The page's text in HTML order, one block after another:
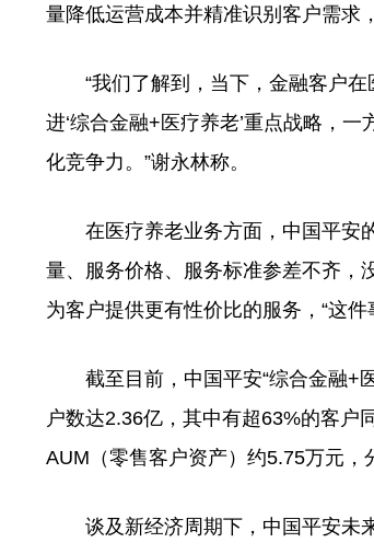
量降低运营成本并精准识别客户需求
“我们了解到，当下，金融客户在
进‘综合金融+医疗养老’重点战略，
化竞争力。”谢永林称。
在医疗养老业务方面，中国平安的
量、服务价格、服务标准参差不齐，
为客户提供更有性价比的服务，“这
截至目前，中国平安“综合金融+医
户数达2.36亿，其中有超63%的客户
AUM（零售客户资产）约5.75万元，
谈及新经济周期下，中国平安未来